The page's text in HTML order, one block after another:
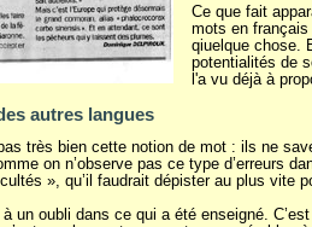
Ce que fait
mots en
qiuelque chose.
potentialités de
l'a vu déjà à
autres langues
très bien cette notion de mot : ils ne
on n’observe pas ce type d’erreurs
», qu’il faudrait dépister au plus vite
un oubli dans ce qui a été enseigné.